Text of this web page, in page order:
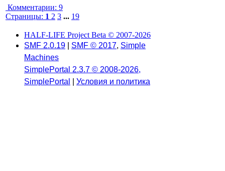
Комментарии: 9
Страницы: 1 2 3 ... 19
HALF-LIFE Project Beta © 2007-2026
SMF 2.0.19
SMF © 2017, Simple
Machines
SimplePortal 2.3.7 © 2008-2026,
SimplePortal
Условия и политика